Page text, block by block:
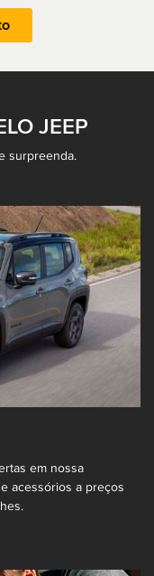
JEEP
surpreenda.
em nossa
acessórios a preços